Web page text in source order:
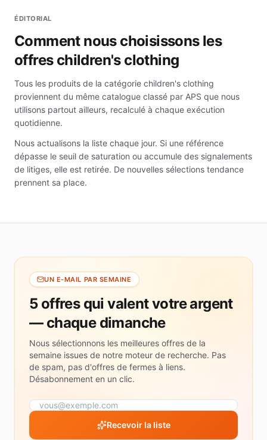
ÉDITORIAL
Comment nous choisissons les
offres children's clothing
Tous les produits de la catégorie children's clothing
proviennent du même catalogue classé par APS que nous
utilisons partout ailleurs, recalculé à chaque exécution
quotidienne.
Nous actualisons la liste chaque jour. Si une référence
dépasse le seuil de saturation ou accumule des signalements
de litiges, elle est retirée. De nouvelles sélections tendance
prennent sa place.
UN E-MAIL PAR SEMAINE
5 offres qui valent votre argent
— chaque dimanche
Nous sélectionnons les meilleures offres de la
semaine issues de notre moteur de recherche. Pas
de spam, pas d'offres de fermes à liens.
Désabonnement en un clic.
Recevoir la liste